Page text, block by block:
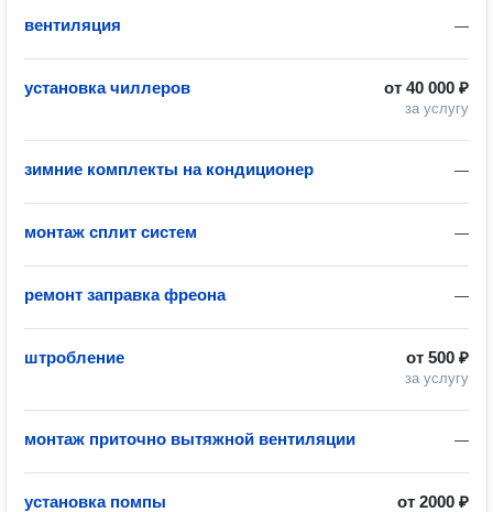
—
вентиляция
от 40 000 ₽
за услугу
установка чиллеров
—
зимние комплекты на кондиционер
—
монтаж сплит систем
—
ремонт заправка фреона
от 500 ₽
за услугу
штробление
—
монтаж приточно вытяжной вентиляции
от 2000 ₽
установка помпы